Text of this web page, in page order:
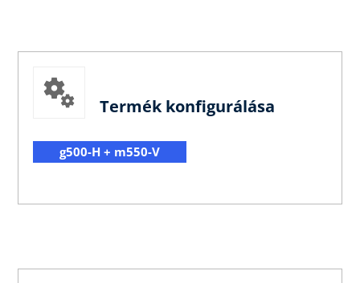
Termék konfigurálása
g500-H + m550-V